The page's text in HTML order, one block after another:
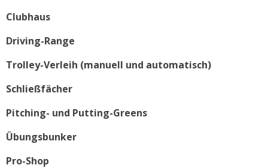
Clubhaus
Driving-Range
Trolley-Verleih (manuell und automatisch)
Schließfächer
Pitching- und Putting-Greens
Übungsbunker
Pro-Shop